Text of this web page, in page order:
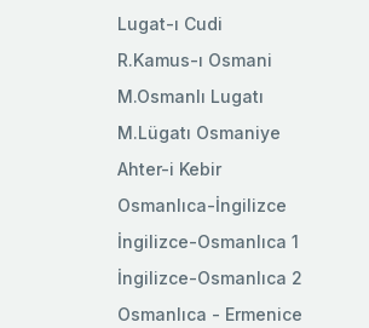
Lugat-ı Cudi
R.Kamus-ı Osmani
M.Osmanlı Lugatı
M.Lügatı Osmaniye
Ahter-i Kebir
Osmanlıca-İngilizce
İngilizce-Osmanlıca 1
İngilizce-Osmanlıca 2
Osmanlıca - Ermenice